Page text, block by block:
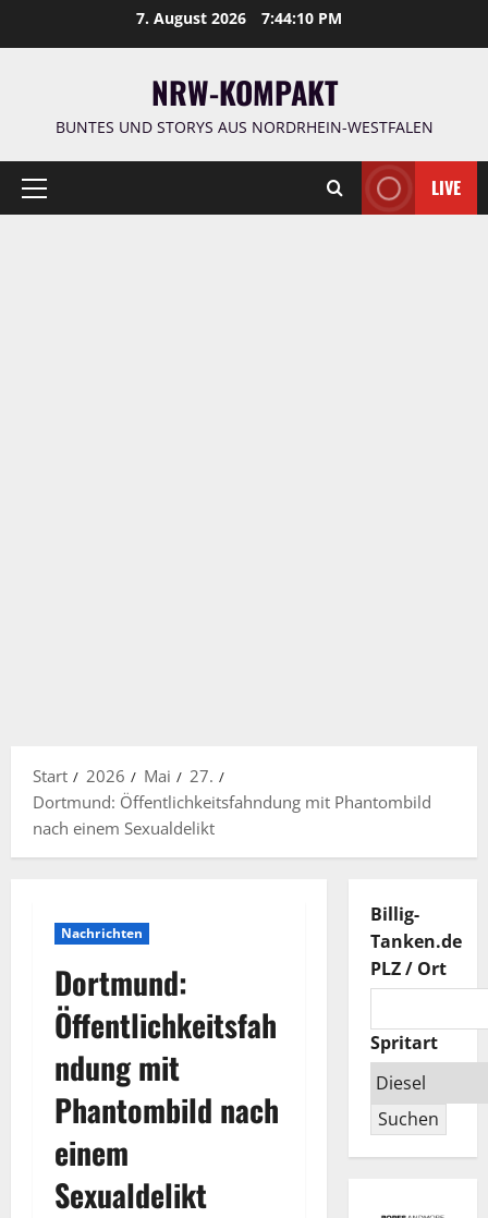
7. August 2026 7:44:11 PM
NRW-KOMPAKT
BUNTES UND STORYS AUS NORDRHEIN-WESTFALEN
Primäres
LIVE
Start 2026 Mai
27.
Dortmund: Öffentlichkeitsfahndung mit Phantombild
nach einem Sexualdelikt
Nachrichten
Dortmund:
Öffentlichkeitsfah
ndung mit
Phantombild nach
einem
Sexualdelikt
Billig-
Tanken.de
PLZ / Ort
Spritart
Suchen